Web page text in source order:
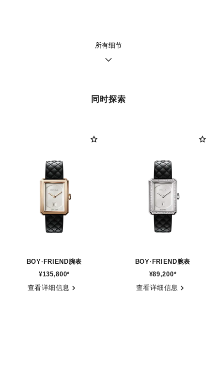
时、分显示
所有细节
同时探索
BOY·FRIEND腕表
参考编号 H6588
¥135,800*
查看详细信息
BOY·FRIEND腕表
参考编号 H6402
¥89,200*
查看详细信息